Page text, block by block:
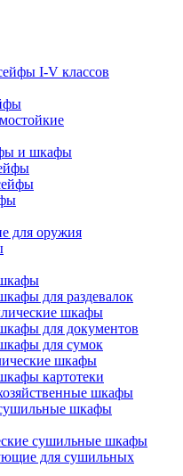
I-V классов
и шкафы
для оружия
для раздевалок
шкафы
для документов
для сумок
шкафы
картотеки
шкафы
шкафы
сушильные шкафы
для сушильных